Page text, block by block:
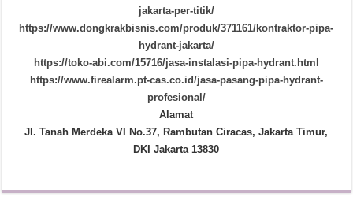
jakarta-per-titik/
https://www.dongkrakbisnis.com/produk/371161/kontraktor-pipa-
hydrant-jakarta/
https://toko-abi.com/15716/jasa-instalasi-pipa-hydrant.html
https://www.firealarm.pt-cas.co.id/jasa-pasang-pipa-hydrant-
profesional/
Alamat
Jl. Tanah Merdeka VI No.37, Rambutan Ciracas, Jakarta Timur,
DKI Jakarta 13830